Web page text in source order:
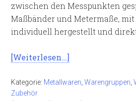
zwischen den Messpunkten
Maßbänder und Metermaße,
individuell hergestellt und
[Weiterlesen…]
Kategorie: Metallwaren ,Warengruppen ,
Zubehör